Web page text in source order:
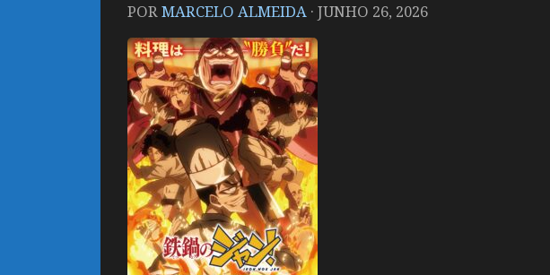
PORMARCELO ALMEIDA · JUNHO 26, 2026